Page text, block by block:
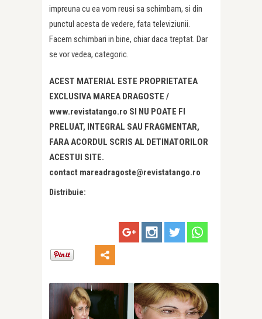
impreuna cu ea vom reusi sa schimbam, si din
punctul acesta de vedere, fata televiziunii.
Facem schimbari in bine, chiar daca treptat. Dar
se vor vedea, categoric.
ACEST MATERIAL ESTE PROPRIETATEA
EXCLUSIVA MAREA DRAGOSTE /
www.revistatango.ro SI NU POATE FI
PRELUAT, INTEGRAL SAU FRAGMENTAR,
FARA ACORDUL SCRIS AL DETINATORILOR
ACESTUI SITE.
contact mareadragoste@revistatango.ro
Distribuie: